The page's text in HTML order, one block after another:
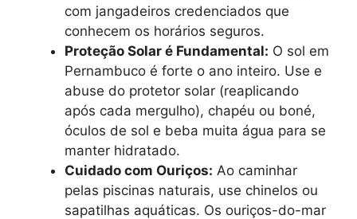
com jangadeiros credenciados que
conhecem os horários seguros.
Proteção Solar é Fundamental: O sol em
Pernambuco é forte o ano inteiro. Use e
abuse do protetor solar (reaplicando
após cada mergulho), chapéu ou boné,
óculos de sol e beba muita água para se
manter hidratado.
Cuidado com Ouriços: Ao caminhar
pelas piscinas naturais, use chinelos ou
sapatilhas aquáticas. Os ouriços-do-mar